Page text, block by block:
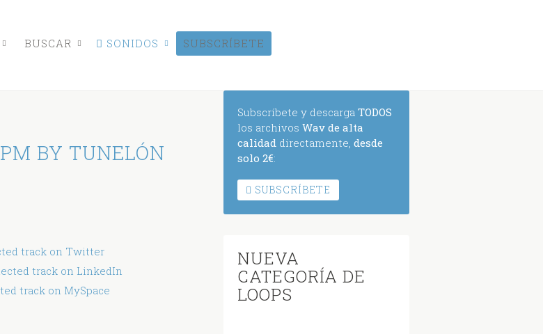
BUSCAR SONIDOS SUBSCRÍBETE
BY TUNELÓN
Subscríbete y descarga TODOS
los archivos Wav de alta
calidad directamente, desde
solo 2€:
SUBSCRÍBETE
NUEVA
CATEGORÍA DE
LOOPS